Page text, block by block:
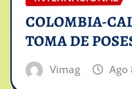
COLOMBIA-
TOMA DE
Vimag Ago